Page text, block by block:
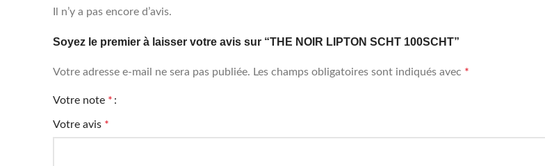
Il n’y a pas encore d’avis.
Soyez le premier à laisser votre avis sur “THE NOIR LIPTON SCHT 100SCHT”
Votre adresse e-mail ne sera pas publiée. Les champs obligatoires sont indiqués avec *
Votre note *
Votre avis *